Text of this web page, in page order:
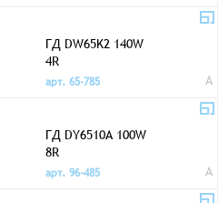
ГД DW65K2 140W
4R
арт. 65-785
A
ГД DY6510A 100W
8R
арт. 96-485
A